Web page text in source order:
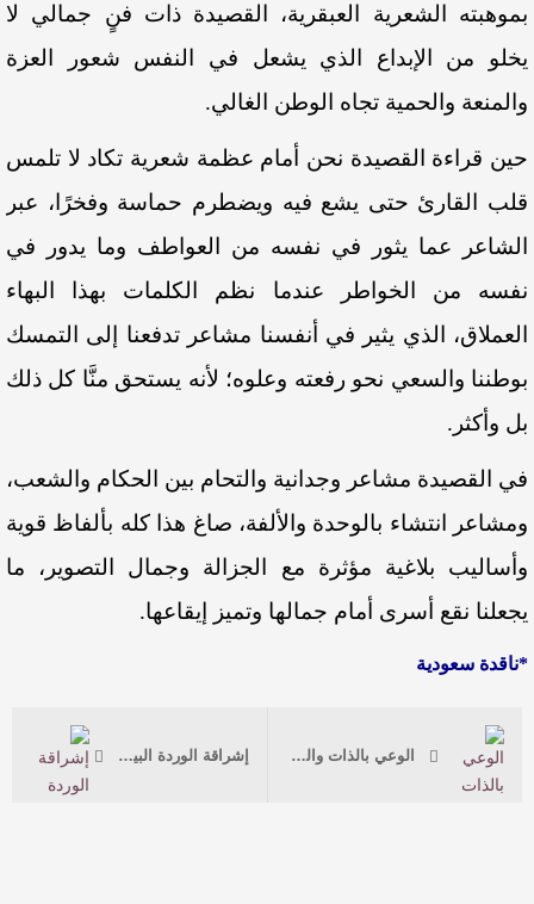
بموهبته الشعرية العبقرية، القصيدة ذات فنٍ جمالي لا
يخلو من الإبداع الذي يشعل في النفس شعور العزة
والمنعة والحمية تجاه الوطن الغالي.
حين قراءة القصيدة نحن أمام عظمة شعرية تكاد لا تلمس
قلب القارئ حتى يشع فيه ويضطرم حماسة وفخرًا، عبر
الشاعر عما يثور في نفسه من العواطف وما يدور في
نفسه من الخواطر عندما نظم الكلمات بهذا البهاء
العملاق، الذي يثير في أنفسنا مشاعر تدفعنا إلى التمسك
بوطننا والسعي نحو رفعته وعلوه؛ لأنه يستحق منَّا كل ذلك
بل وأكثر.
في القصيدة مشاعر وجدانية والتحام بين الحكام والشعب،
ومشاعر انتشاء بالوحدة والألفة، صاغ هذا كله بألفاظ قوية
وأساليب بلاغية مؤثرة مع الجزالة وجمال التصوير، ما
يجعلنا نقع أسرى أمام جمالها وتميز إيقاعها.
*ناقدة سعودية
الوعي بالذات والهوية الثقافية في ديوان “أدغال تقفز بداخلي” للشاعر صالح لبريني إشراقة الوردة البيضاء في عتمة المرض